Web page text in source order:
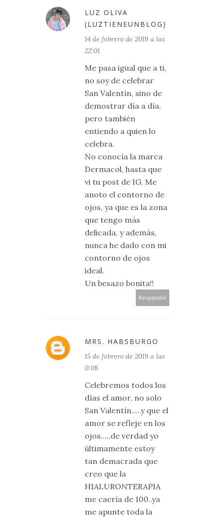
LUZ OLIVA
(LUZTIENEUNBLOG)
14 de febrero de 2019 a las
22:01
Me pasa igual que a ti,
no soy de celebrar
San Valentín, sino de
demostrar día a día,
pero también
entiendo a quien lo
celebra.
No conocía la marca
Dermacol, hasta que
vi tu post de IG. Me
anoto el contorno de
ojos, ya que es la zona
que tengo más
delicada, y además,
nunca he dado con mi
contorno de ojos
ideal.
Un besazo bonita!!
Responder
MRS. HABSBURGO
15 de febrero de 2019 a las
0:08
Celebremos todos los
días el amor, no solo
San Valentín.....y que el
amor se refleje en los
ojos.....de verdad yo
últimamente estoy
tan demacrada que
creo que la
HIALURONTERAPIA
me caería de 100..ya
me apunte toda la